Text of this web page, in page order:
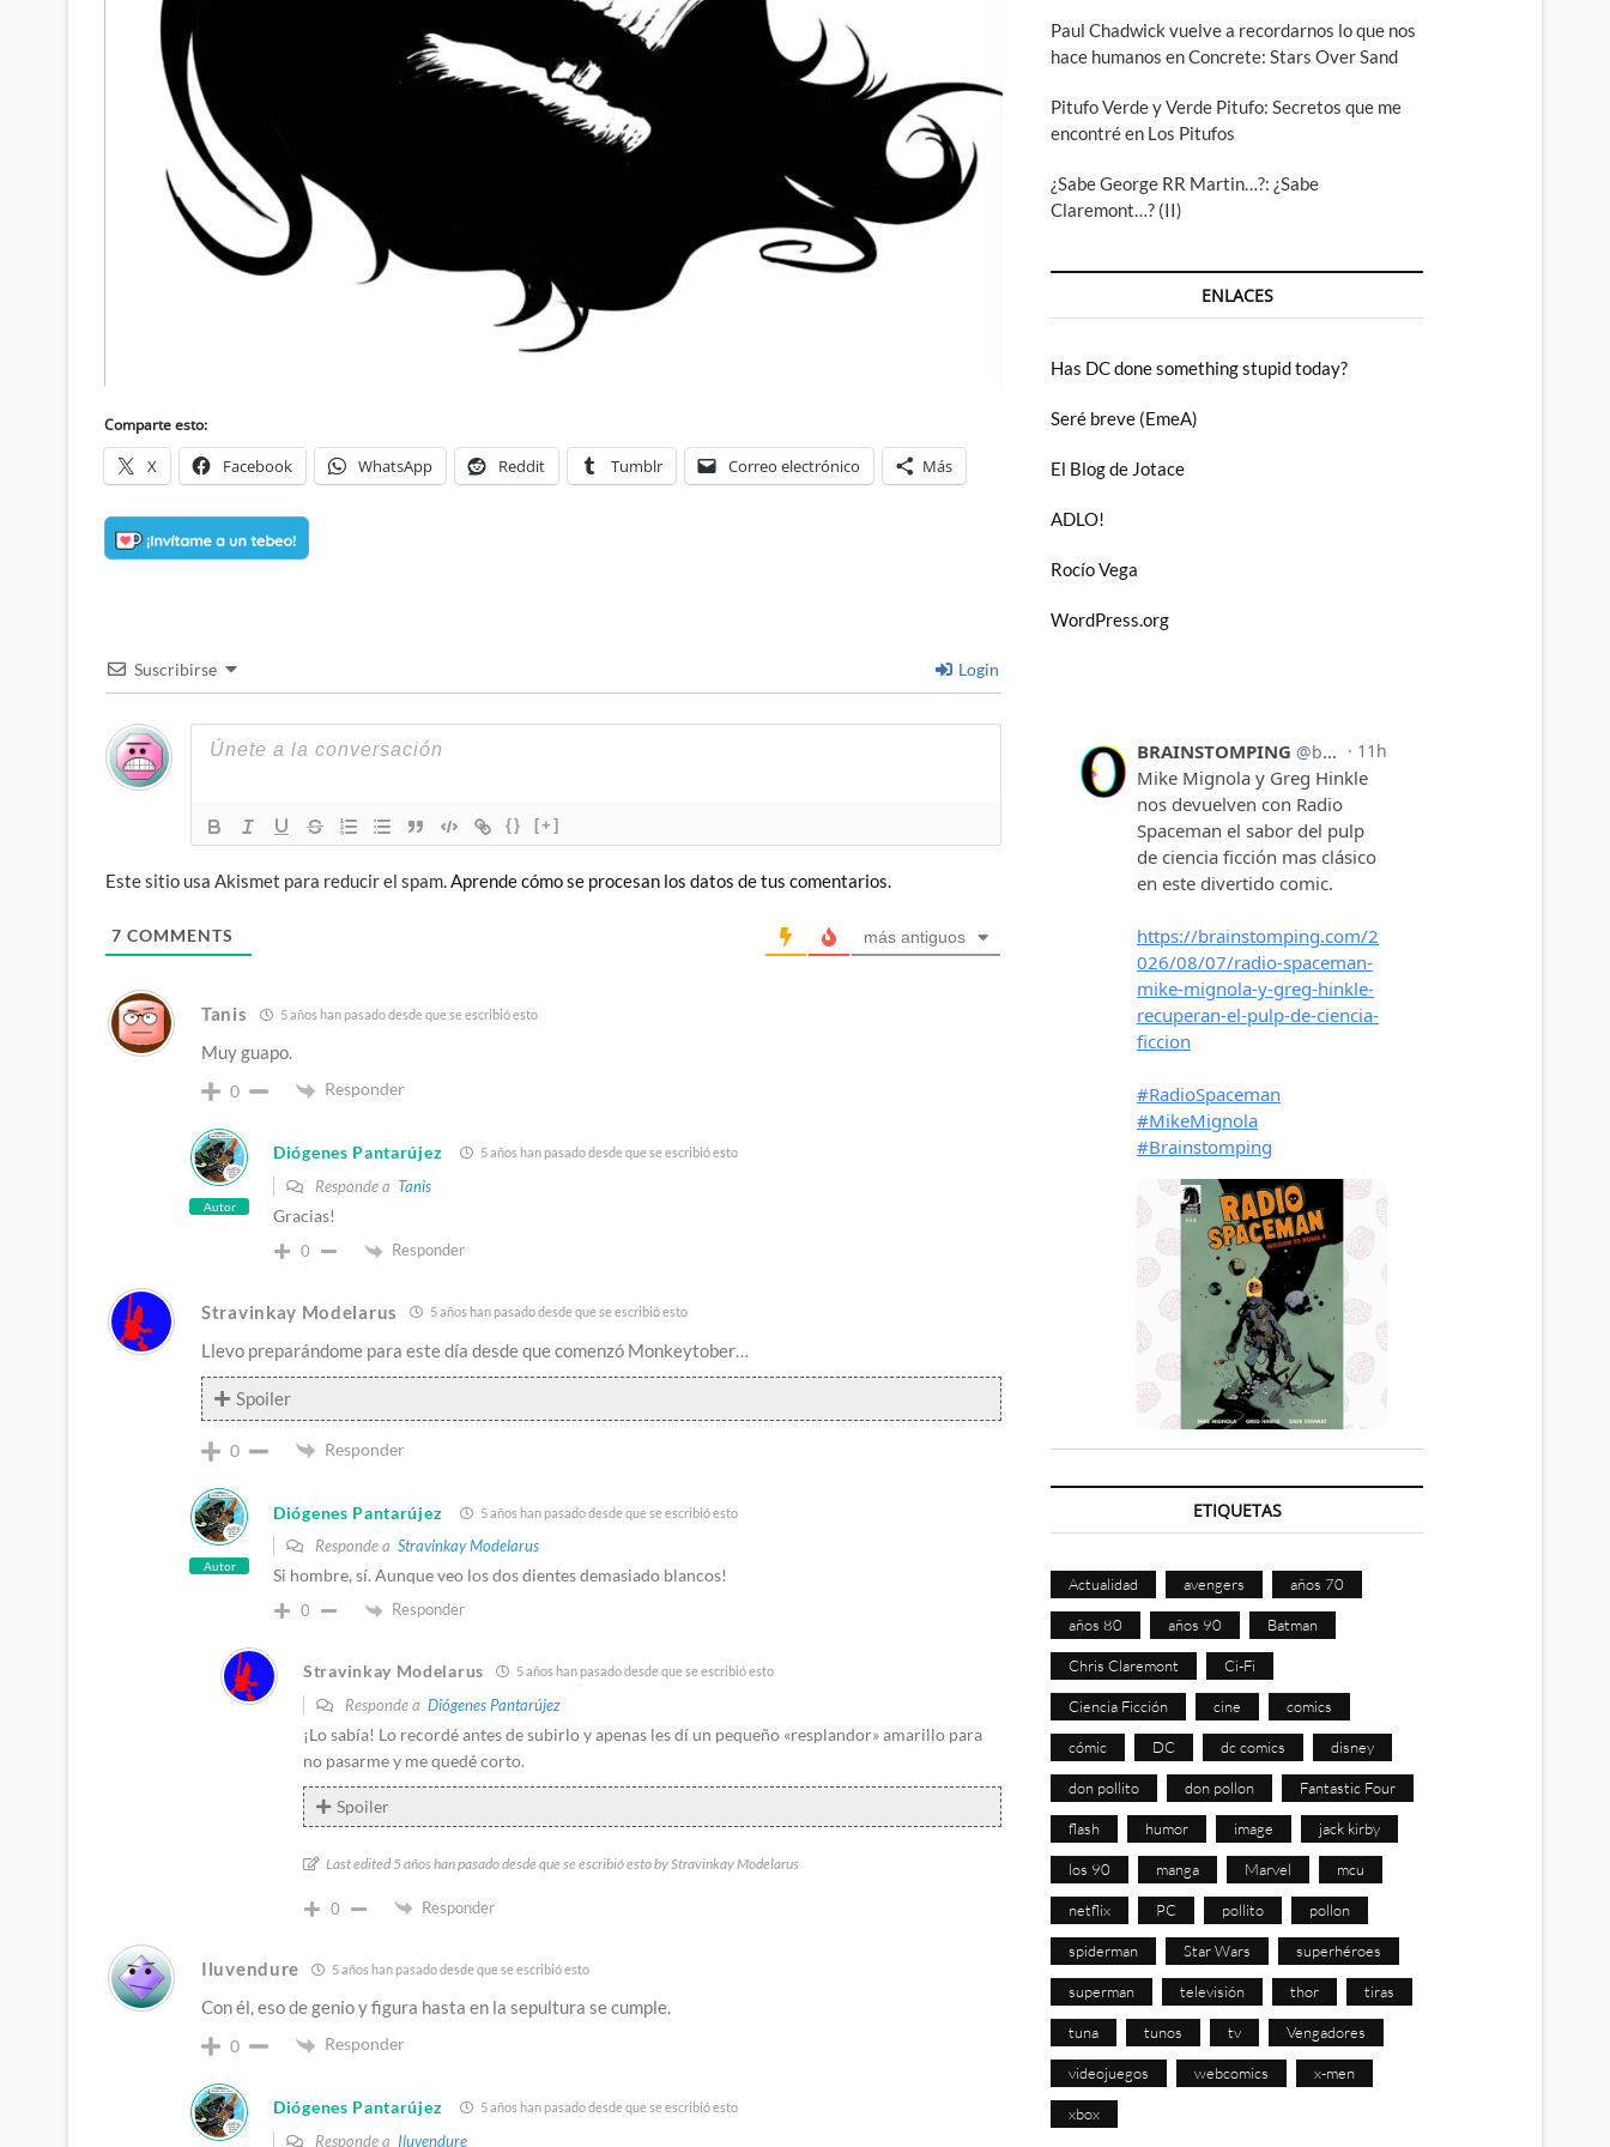
Comparte esto:
X Facebook WhatsApp Reddit Tumblr Correo electrónico Más
Suscribirse Login
{} [+]
Este sitio usa Akismet para reducir el spam.Aprende cómo se procesan los datos de tus comentarios.
7 COMMENTS más antiguos
Tanis 5 años han pasado desde que se escribió esto
Muy guapo.
0 Responder
Autor
Diógenes Pantarújez 5 años han pasado desde que se escribió esto
Responde a Tanis
Gracias!
0 Responder
Stravinkay Modelarus 5 años han pasado desde que se escribió esto
Llevo preparándome para este día desde que comenzó Monkeytober…
Spoiler
0 Responder
Autor
Diógenes Pantarújez 5 años han pasado desde que se escribió esto
Responde a Stravinkay Modelarus
Si hombre, sí. Aunque veo los dos dientes demasiado blancos!
0 Responder
Stravinkay Modelarus 5 años han pasado desde que se escribió esto
Responde a Diógenes Pantarújez
¡Lo sabía! Lo recordé antes de subirlo y apenas les dí un pequeño «resplandor» amarillo para
no pasarme y me quedé corto.
Spoiler
Last edited 5 años han pasado desde que se escribió esto by Stravinkay Modelarus
0 Responder
Iluvendure 5 años han pasado desde que se escribió esto
Con él, eso de genio y figura hasta en la sepultura se cumple.
0 Responder
Diógenes Pantarújez 5 años han pasado desde que se escribió esto
Responde a Iluvendure
Paul Chadwick vuelve a recordarnos lo que nos
hace humanos en Concrete: Stars Over Sand
Pitufo Verde y Verde Pitufo: Secretos que me
encontré en Los Pitufos
¿Sabe George RR Martin…?: ¿Sabe
Claremont…? (II)
ENLACES
Has DC done something stupid today?
Seré breve (EmeA)
El Blog de Jotace
ADLO!
Rocío Vega
WordPress.org
ETIQUETAS
Actualidad avengers años 70
años 80 años 90 Batman
Chris Claremont Ci-Fi
Ciencia Ficción cine comics
cómic DC dc comics disney
don pollito don pollon Fantastic Four
flash humor image jack kirby
los 90 manga Marvel mcu
netflix PC pollito pollon
spiderman Star Wars superhéroes
superman televisión thor tiras
tuna tunos tv Vengadores
videojuegos webcomics x-men
xbox